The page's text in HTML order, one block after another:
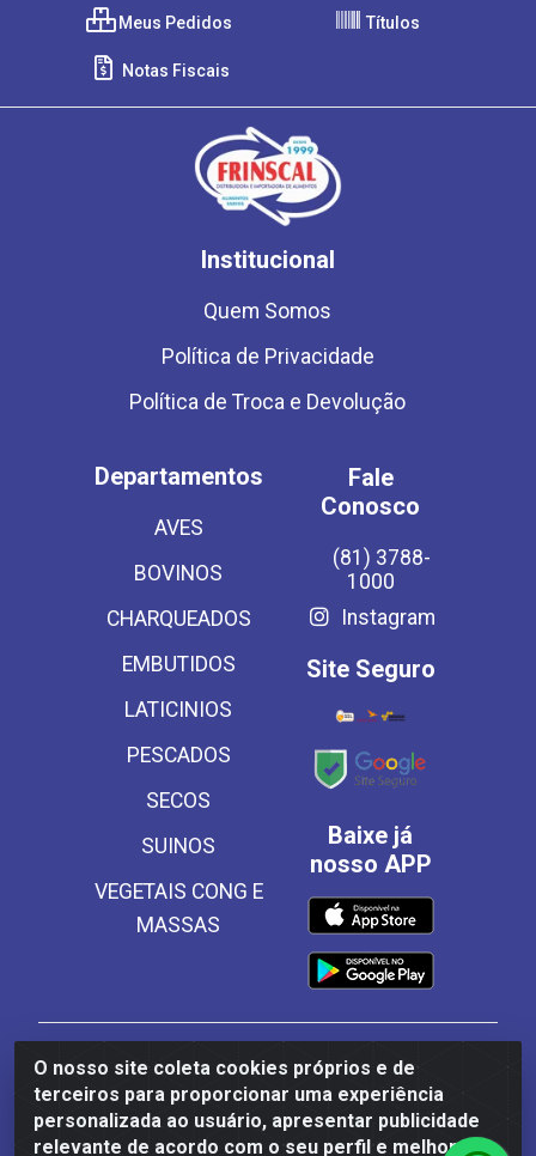
O nosso site coleta cookies próprios e de
terceiros para proporcionar uma experiência
personalizada ao usuário, apresentar publicidade
relevante de acordo com o seu perfil e melhorar a
Meus Pedidos Títulos
Notas Fiscais
Institucional
Quem Somos
Política de Privacidade
Política de Troca e Devolução
Departamentos
AVES
BOVINOS
CHARQUEADOS
EMBUTIDOS
LATICINIOS
PESCADOS
SECOS
SUINOS
VEGETAIS CONG E
MASSAS
Fale
Conosco
(81) 3788-
1000
Instagram
Site Seguro
Baixe já
nosso APP
Frinscal - Distribuidora e Importadora de Alimentos
LTDA - Rodovia BR 101 Sul Km 187, 310 Galpão - Santa
Rosa, Palmares/PE - CEP 55540-000 - CNPJ
03.504.437/0001-50